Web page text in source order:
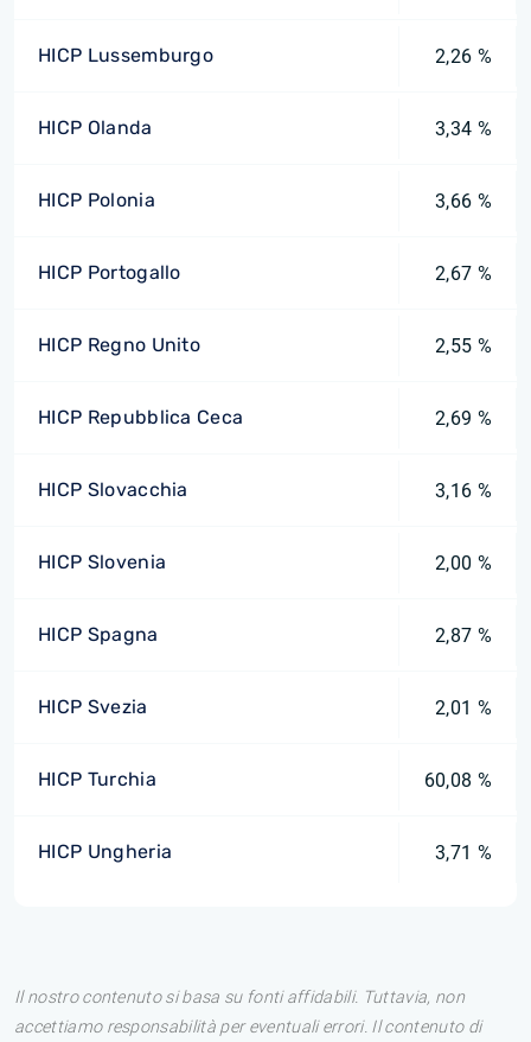
HICP Lussemburgo 2,26 %
HICP Olanda 3,34 %
HICP Polonia 3,66 %
HICP Portogallo 2,67 %
HICP Regno Unito 2,55 %
HICP Repubblica Ceca 2,69 %
HICP Slovacchia 3,16 %
HICP Slovenia 2,00 %
HICP Spagna 2,87 %
HICP Svezia 2,01 %
HICP Turchia 60,08 %
HICP Ungheria 3,71 %
Il nostro contenuto si basa su fonti affidabili. Tuttavia, non
accettiamo responsabilità per eventuali errori. Il contenuto di